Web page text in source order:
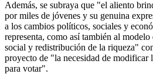
Además, se subraya que "el aliento
por miles de jóvenes y su genuina
a los cambios políticos, sociales y
representa, como así también al
social y redistribución de la riqueza"
proyecto de "la necesidad de modificar
para votar".